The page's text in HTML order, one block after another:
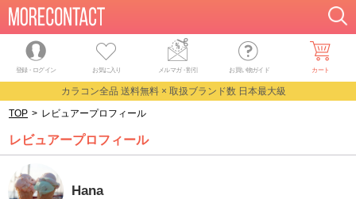
登録・ログイン お気に入り メルマガ・割引 お買い物ガイド カート
カラコン全品 送料無料 × 取扱ブランド数 日本最大級
TOP > レビュアープロフィール
レビュアープロフィール
Hana